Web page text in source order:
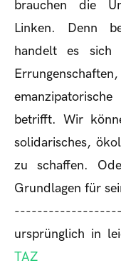
brauchen die
Linken. Denn
handelt es sich
betrifft. Wir
solidarisches,
zu schaffen.
Grundlagen für
ursprünglich in
TAZ